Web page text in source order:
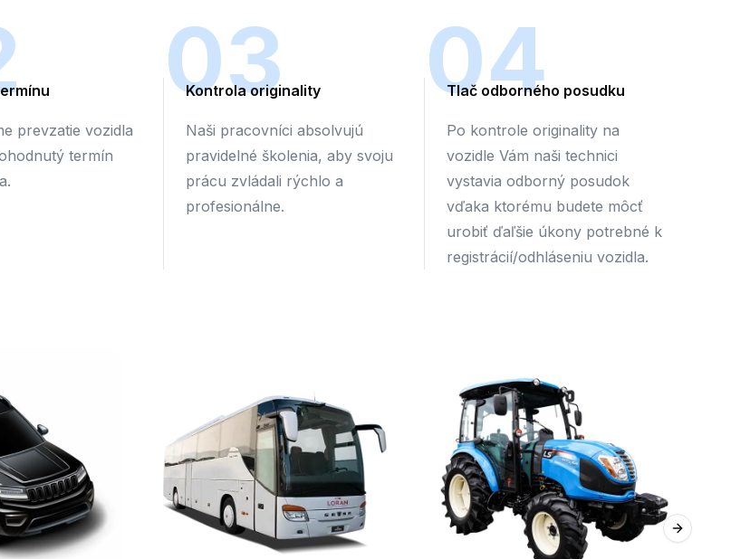
prevzatie vozidla
termín
03
Kontrola originality
Naši pracovníci absolvujú
pravidelné školenia, aby svoju
prácu zvládali rýchlo a
profesionálne.
04
Tlač odborného posudku
Po kontrole originality na
vozidle Vám naši technici
vystavia odborný posudok
vďaka ktorému budete môcť
urobiť ďaľšie úkony potrebné k
registrácií/odhláseniu vozidla.
Next slide